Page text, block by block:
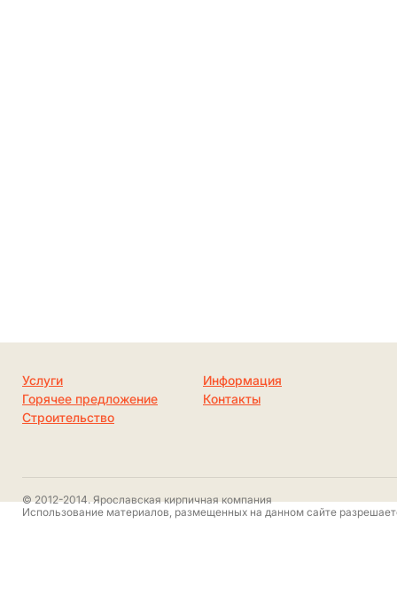
Услуги
Горячее предложение
Строительство
Информация
Контакты
© 2012-2014. Ярославская кирпичная компания
Использование материалов, размещенных на данном сайте